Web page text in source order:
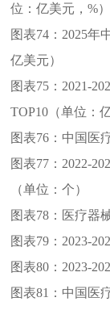
位：亿美元，%）
图表74： 2025年
亿美元）
图表75： 2021-
TOP10（单位：
图表76： 中国医
图表77： 2022-
（单位：个）
图表78： 医疗器
图表79： 2023-
图表80： 2023-
图表81： 中国医